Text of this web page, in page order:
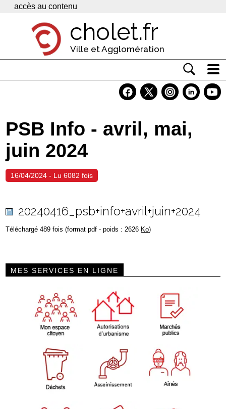
Panneau de gestion des cookies
accès au contenu
cholet.fr
Ville et Agglomération
Economie
Services
Contacts
PSB Info - avril, mai,
juin 2024
16/04/2024 - Lu 6082 fois
20240416_psb+info+avril+juin+2024
Téléchargé 489 fois (format pdf - poids : 2626 Ko)
MES SERVICES EN LIGNE